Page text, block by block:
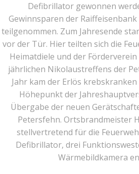
Defibrillator gewonnen
Gewinnsparen der
teilgenommen. Zum Jahresende
vor der Tür. Hier teilten sich die
Heimatdiele und der
jährlichen Nikolaustreffens der
Jahr kam der Erlös
Höhepunkt der
Übergabe der neuen
Petersfehn. Ortsbrandmeister
stellvertretend für die
Defibrillator, drei
Wärmebildkamera